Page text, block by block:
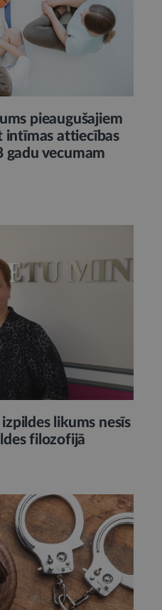
pieaugušajiem
intīmas attiecības
gadu vecumam
likums nesīs
filozofijā